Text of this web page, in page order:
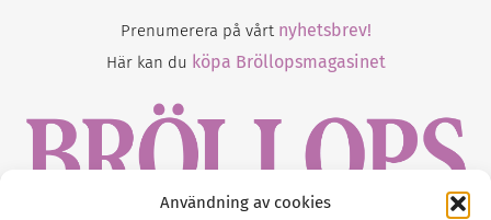
Användning av cookies
Prenumerera på vårt nyhetsbrev!
Här kan du köpa Bröllopsmagasinet